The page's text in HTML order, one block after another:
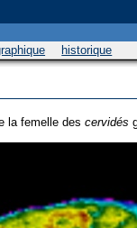
historique
la femelle des cervidés